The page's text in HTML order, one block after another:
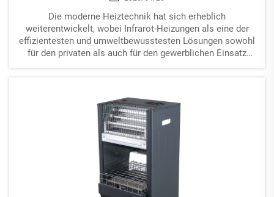
Die moderne Heiztechnik hat sich erheblich
weiterentwickelt, wobei Infrarot-Heizungen als eine der
effizientesten und umweltbewusstesten Lösungen sowohl
für den privaten als auch für den gewerblichen Einsatz